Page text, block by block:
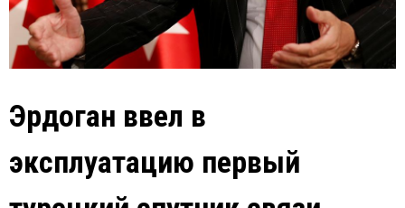
Эрдоган ввел в
эксплуатацию первый